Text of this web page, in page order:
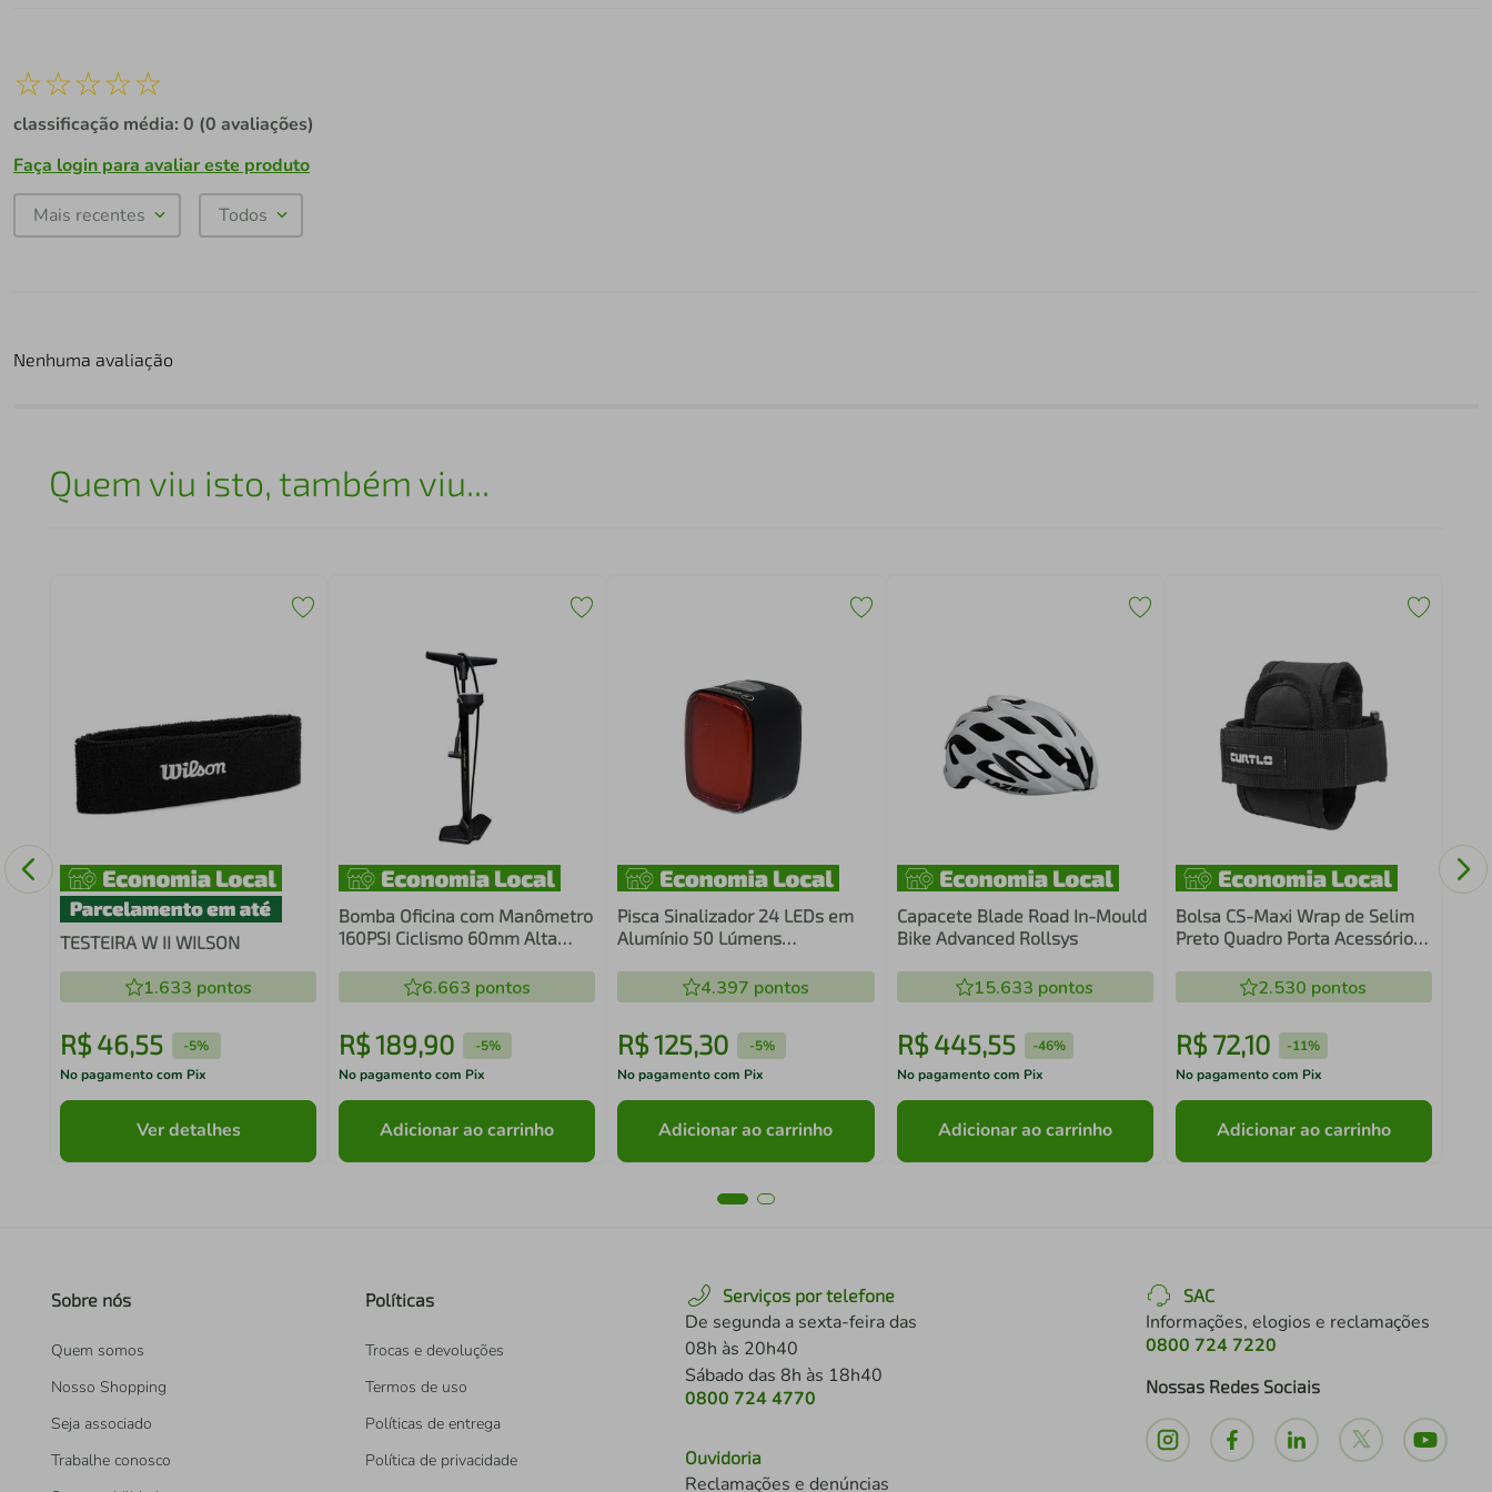
☆☆☆☆☆
classificação média: 0 (0 avaliações)
Faça login para avaliar este produto
Mais recentes Todos
Nenhuma avaliação
Quem viu isto, também viu...
TESTEIRA W II WILSON
1.633 pontos
R$ 46,55 -5%
No pagamento com Pix
Ver detalhes
Bomba Oficina com Manômetro
160PSI Ciclismo 60mm Alta
6.663 pontos
R$189,90 -5%
No pagamento com Pix
Adicionar ao carrinho
Pisca Sinalizador 24 LEDs em
Alumínio 50 Lúmens
4.397 pontos
R$125,30 -5%
No pagamento com Pix
Adicionar ao carrinho
Capacete Blade Road In-Mould
Bike Advanced Rollsys
15.633 pontos
R$ 445,55 -46%
No pagamento com Pix
Adicionar ao carrinho
Bolsa CS-Maxi Wrap de Selim
Preto Quadro Porta Acessórios
2.530 pontos
R$ 72,10 -11%
No pagamento com Pix
Adicionar ao carrinho
Sobre nós
Quem somos
Nosso Shopping
Seja associado
Trabalhe conosco
Políticas
Trocas e devoluções
Termos de uso
Políticas de entrega
Política de privacidade
Serviços por telefone
De segunda a sexta-feira das
08h às 20h40
Sábado das 8h às 18h40
0800 724 4770
Ouvidoria
Reclamações e denúncias
SAC
Informações, elogios e reclamações
0800 724 7220
Nossas Redes Sociais